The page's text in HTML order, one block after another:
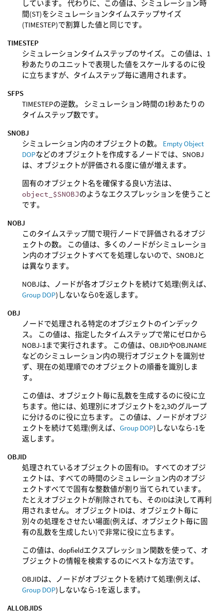
しています。 代わりに、この値は、シミュレーション時
間(ST)をシミュレーションタイムステップサイズ
(TIMESTEP)で割算した値と同じです。
TIMESTEP
シミュレーションタイムステップのサイズ。 この値は、1
秒あたりのユニットで表現した値をスケールするのに役
に立ちますが、タイムステップ毎に適用されます。
SFPS
TIMESTEPの逆数。 シミュレーション時間の1秒あたりの
タイムステップ数です。
SNOBJ
シミュレーション内のオブジェクトの数。 Empty Object
DOPなどのオブジェクトを作成するノードでは、SNOBJ
は、オブジェクトが評価される度に値が増えます。
固有のオブジェクト名を確保する良い方法は、
object_$SNOBJのようなエクスプレッションを使うこと
です。
NOBJ
このタイムステップ間で現行ノードで評価されるオブジ
ェクトの数。 この値は、多くのノードがシミュレーショ
ン内のオブジェクトすべてを処理しないので、SNOBJと
は異なります。
NOBJは、ノードが各オブジェクトを続けて処理(例えば、
Group DOP)しないなら0を返します。
OBJ
ノードで処理される特定のオブジェクトのインデック
ス。 この値は、指定したタイムステップで常にゼロから
NOBJ-1まで実行されます。 この値は、OBJIDやOBJNAME
などのシミュレーション内の現行オブジェクトを識別せ
ず、現在の処理順でのオブジェクトの順番を識別しま
す。
この値は、オブジェクト毎に乱数を生成するのに役に立
ちます。他には、処理別にオブジェクトを2,3のグループ
に分けるのに役に立ちます。 この値は、ノードがオブジ
ェクトを続けて処理(例えば、 Group DOP)しないなら-1を
返します。
OBJID
処理されているオブジェクトの固有ID。 すべてのオブジ
ェクトは、すべての時間のシミュレーション内のオブジ
ェクトすべてで固有な整数値が割り当てられています。
たとえオブジェクトが削除されても、そのIDは決して再利
用されません。 オブジェクトIDは、オブジェクト毎に
別々の処理をさせたい場面(例えば、オブジェクト毎に固
有の乱数を生成したい)で非常に役に立ちます。
この値は、dopfieldエクスプレッション関数を使って、オ
ブジェクトの情報を検索するのにベストな方法です。
OBJIDは、ノードがオブジェクトを続けて処理(例えば、
Group DOP)しないなら-1を返します。
ALLOBJIDS